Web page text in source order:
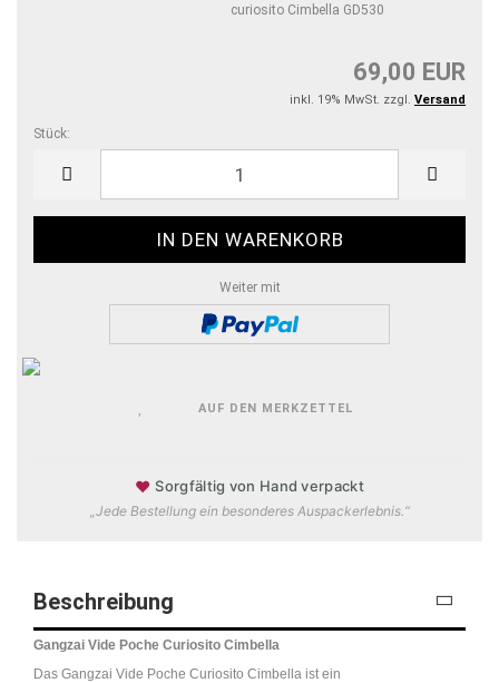
curiosito Cimbella GD530
69,00 EUR
inkl. 19% MwSt. zzgl. Versand
Stück:
Weiter mit
AUF DEN MERKZETTEL
♥ Sorgfältig von Hand verpackt
„Jede Bestellung ein besonderes Auspackerlebnis.“
Beschreibung
Gangzai Vide Poche Curiosito Cimbella
Das Gangzai Vide Poche Curiosito Cimbella ist ein